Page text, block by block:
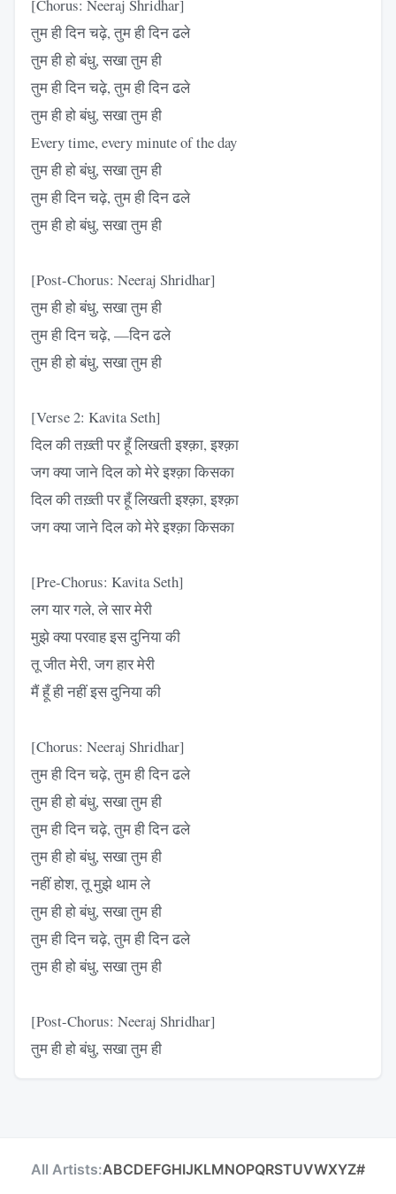
[Chorus: Neeraj Shridhar]
तुम ही दिन चढ़े, तुम ही दिन ढले
तुम ही हो बंधु, सखा तुम ही
तुम ही दिन चढ़े, तुम ही दिन ढले
तुम ही हो बंधु, सखा तुम ही
Every time, every minute of the day
तुम ही हो बंधु, सखा तुम ही
तुम ही दिन चढ़े, तुम ही दिन ढले
तुम ही हो बंधु, सखा तुम ही
[Post-Chorus: Neeraj Shridhar]
तुम ही हो बंधु, सखा तुम ही
तुम ही दिन चढ़े, —दिन ढले
तुम ही हो बंधु, सखा तुम ही
[Verse 2: Kavita Seth]
दिल की तख़्ती पर हूँ लिखती इश्क़ा, इश्क़ा
जग क्या जाने दिल को मेरे इश्क़ा किसका
दिल की तख़्ती पर हूँ लिखती इश्क़ा, इश्क़ा
जग क्या जाने दिल को मेरे इश्क़ा किसका
[Pre-Chorus: Kavita Seth]
लग यार गले, ले सार मेरी
मुझे क्या परवाह इस दुनिया की
तू जीत मेरी, जग हार मेरी
मैं हूँ ही नहीं इस दुनिया की
[Chorus: Neeraj Shridhar]
तुम ही दिन चढ़े, तुम ही दिन ढले
तुम ही हो बंधु, सखा तुम ही
तुम ही दिन चढ़े, तुम ही दिन ढले
तुम ही हो बंधु, सखा तुम ही
नहीं होश, तू मुझे थाम ले
तुम ही हो बंधु, सखा तुम ही
तुम ही दिन चढ़े, तुम ही दिन ढले
तुम ही हो बंधु, सखा तुम ही
[Post-Chorus: Neeraj Shridhar]
तुम ही हो बंधु, सखा तुम ही
All Artists:ABCDEFGHIJKLMNOPQRSTUVWXYZ#